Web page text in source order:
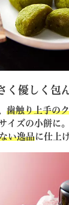
く優しく包
歯触り上手の
イズの小餅に。
い逸品に仕上